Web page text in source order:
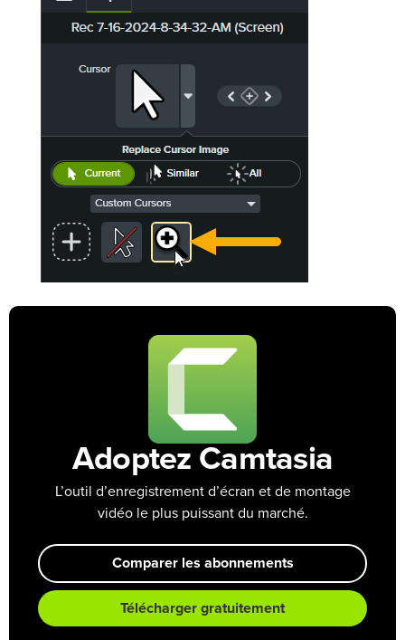
Adoptez Camtasia
L’outil d’enregistrement d’écran et de montage
vidéo le plus puissant du marché.
Comparer les abonnements
Télécharger gratuitement